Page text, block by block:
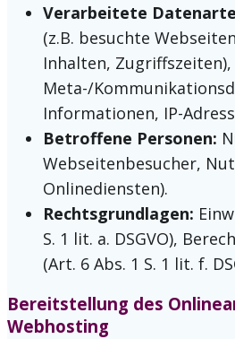
Verarbeitete
(z.B. besuchte
Inhalten, Zugriffszeiten),
Meta-/
Informationen, IP-
Betroffene Personen:
Webseitenbesucher,
Onlinediensten).
Rechtsgrundlagen:
S. 1 lit. a. DSGVO),
(Art. 6 Abs. 1 S. 1 lit. f.
Bereitstellung des
Webhosting